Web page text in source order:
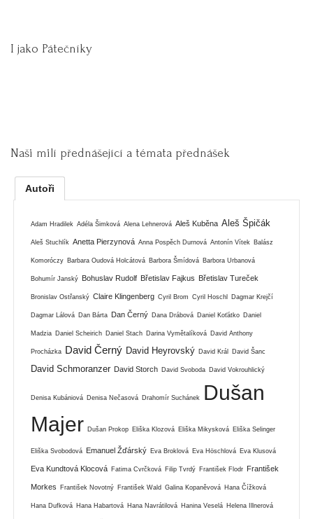
I jako Pátečníky
Naši milí přednášející a témata přednášek
Autoři
Adam Hradilek Adéla Šimková Alena Lehnerová Aleš Kuběna Aleš Špičák
Aleš Stuchlík Anetta Pierzynová Anna Pospěch Durnová Antonín Vítek Balász
Komoróczy Barbara Oudová Holcátová Barbora Šmídová Barbora Urbanová
Bohumír Janský Bohuslav Rudolf Břetislav Fajkus Břetislav Tureček
Bronislav Ostřanský Claire Klingenberg Cyril Brom Cyril Hoschl Dagmar Krejčí
Dagmar Lálová Dan Bárta Dan Černý Dana Drábová Daniel Koťátko Daniel
Madzia Daniel Scheirich Daniel Stach Darina Vymětalíková David Anthony
Procházka David Černý David Heyrovský David Král David Šanc
David Schmoranzer David Storch David Svoboda David Vokrouhlický
Denisa Kubániová Denisa Nečasová Drahomír Suchánek
Dušan
Majer Dušan Prokop Eliška Klozová Eliška Mikysková Eliška Selinger
Eliška Svobodová Emanuel Žďárský Eva Broklová Eva Höschlová Eva Klusová
Eva Kundtová Klocová Fatima Cvrčková Filip Tvrdý František Flodr František
Morkes František Novotný František Wald Galina Kopaněvová Hana Čížková
Hana Dufková Hana Habartová Hana Navrátilová Hanina Veselá Helena Illnerová